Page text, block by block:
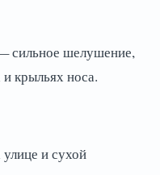
сильное шелушение,
крыльях носа.
и сухой